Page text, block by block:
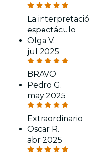
La
espectáculo
Olga V.
jul 2025
BRAVO
Pedro G.
may 2025
Extraordinario
Oscar R.
abr 2025